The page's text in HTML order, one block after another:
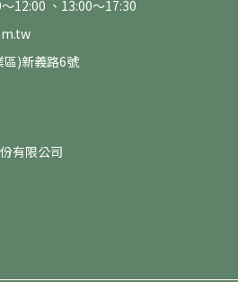
12:00 、13:00～17:30
區)新義路6號
有限公司